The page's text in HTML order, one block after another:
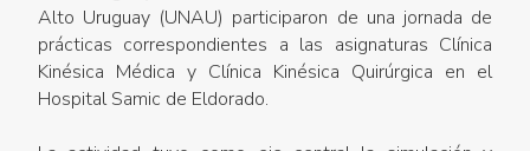
Alto Uruguay (UNAU) participaron de una jornada de
prácticas correspondientes a las asignaturas Clínica
Kinésica Médica y Clínica Kinésica Quirúrgica en el
Hospital Samic de Eldorado.